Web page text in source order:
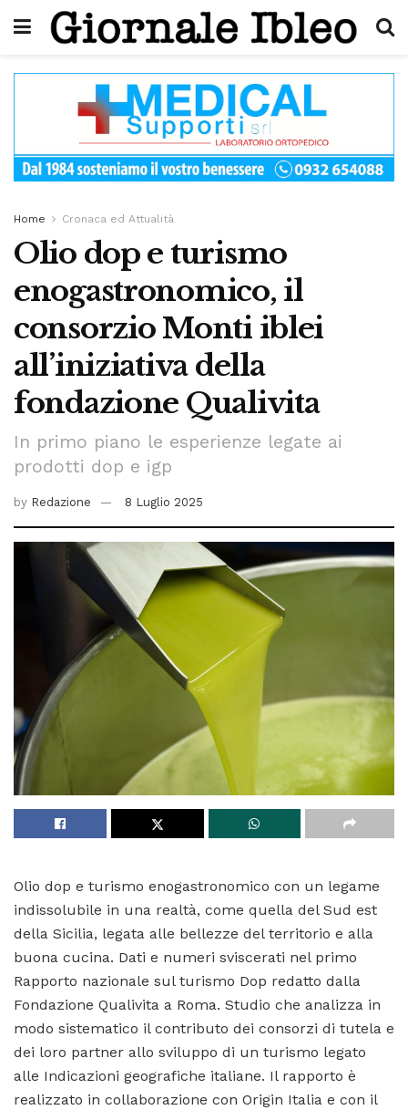
Home Cronaca ed Attualità
Olio dop e turismo
enogastronomico, il
consorzio Monti iblei
all’iniziativa della
fondazione Qualivita
In primo piano le esperienze legate ai
prodotti dop e igp
by Redazione 8 Luglio 2025
Olio dop e turismo enogastronomico con un legame
indissolubile in una realtà, come quella del Sud est
della Sicilia, legata alle bellezze del territorio e alla
buona cucina. Dati e numeri sviscerati nel primo
Rapporto nazionale sul turismo Dop redatto dalla
Fondazione Qualivita a Roma. Studio che analizza in
modo sistematico il contributo dei consorzi di tutela e
dei loro partner allo sviluppo di un turismo legato
alle Indicazioni geografiche italiane. Il rapporto è
realizzato in collaborazione con Origin Italia e con il